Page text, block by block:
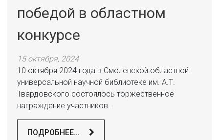
победой в областном
конкурсе
15 октября, 2024
10 октября 2024 года в Смоленской областной
универсальной научной библиотеке им. А.Т.
Твардовского состоялось торжественное
награждение участников...
ПОДРОБНЕЕ...